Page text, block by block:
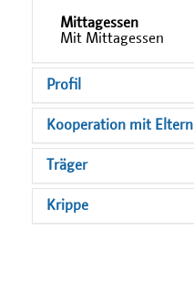
Mittagessen
Mit Mittagessen
Profil
Kooperation mit Eltern
Träger
Krippe